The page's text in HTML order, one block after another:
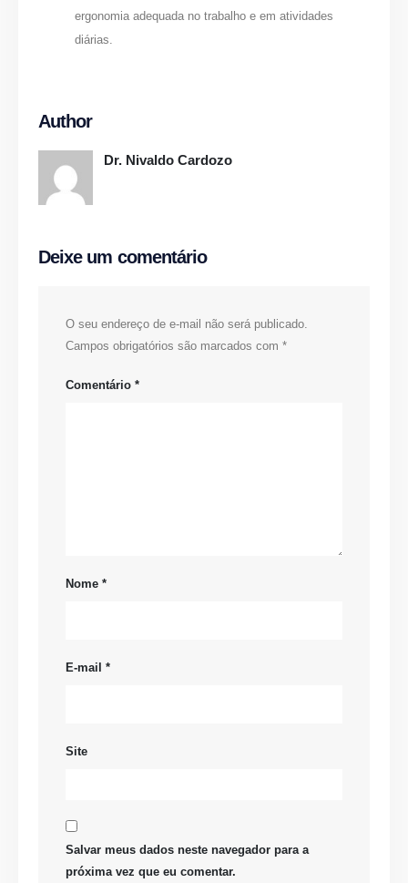
ergonomia adequada no trabalho e em atividades
diárias.
Author
Dr. Nivaldo Cardozo
Deixe um comentário
O seu endereço de e-mail não será publicado.
Campos obrigatórios são marcados com*
Comentário*
Nome*
E-mail*
Site
Salvar meus dados neste navegador para a
próxima vez que eu comentar.